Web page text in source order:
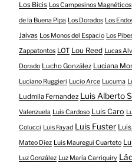
Los Bicis Los Campesinos Magnéticos
de la Buena Pipa Los Dorados Los
Jaivas Los Monos del Espacio Los
Zappatontos LOT Lou Reed Lucas
Dorado Lucho González Luciana
Luciano Ruggieri Lucio Arce Lucuma
Ludmila Fernandez Luis Alberto
Valenzuela Luis Cardoso Luis Caro
Colucci Luis Fayad Luis Fuster
Mateo Díez Luis Mauregui Cuarteto
Luz González Luz Maria Carriquiry